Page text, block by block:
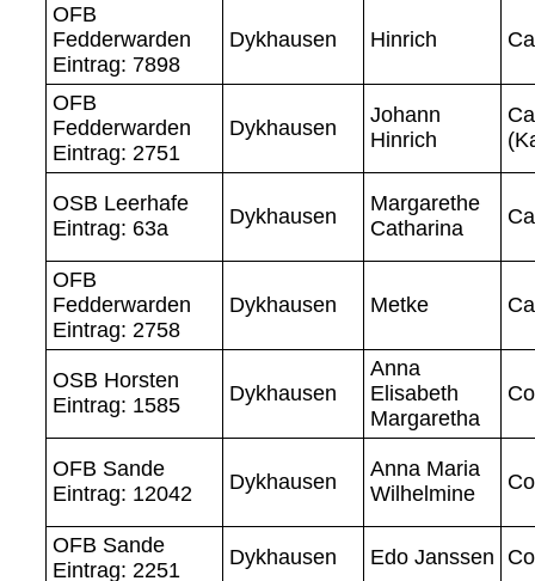
OFB
Fedderwarden
Eintrag: 7898
Dykhausen Hinrich
OFB
Fedderwarden
Eintrag: 2751
Dykhausen
Johann
Hinrich
OSB Leerhafe
Eintrag: 63a
Dykhausen
Margarethe
Catharina
OFB
Fedderwarden
Eintrag: 2758
Dykhausen Metke
OSB Horsten
Eintrag: 1585
Dykhausen
Anna
Elisabeth
Margaretha
OFB Sande
Eintrag: 12042
Dykhausen
Anna Maria
Wilhelmine
OFB Sande
Eintrag: 2251
Dykhausen Edo Janssen